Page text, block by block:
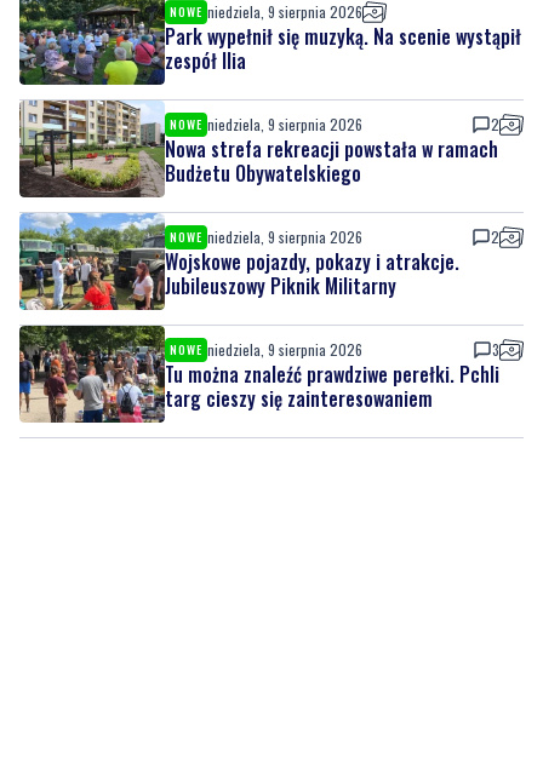
NOWE niedziela, 9 sierpnia 2026
Park wypełnił się muzyką. Na scenie wystąpił
zespół Ilia
NOWE niedziela, 9 sierpnia 2026 2
Nowa strefa rekreacji powstała w ramach
Budżetu Obywatelskiego
NOWE niedziela, 9 sierpnia 2026 2
Wojskowe pojazdy, pokazy i atrakcje.
Jubileuszowy Piknik Militarny
NOWE niedziela, 9 sierpnia 2026 3
Tu można znaleźć prawdziwe perełki. Pchli
targ cieszy się zainteresowaniem